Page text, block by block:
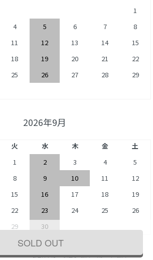
SOLD OUT
1
4 5 6 7
8
11 12 13 14
15
18 19 20 21
22
25 26 27 28
29
2026年9月
火 水 木 金
土
1
2 3 4
5
8 9 10 11
12
15 16 17 18
19
22 23 24 25
26
29 30
〜19:00【定休日】 毎週水曜日・第二木曜日